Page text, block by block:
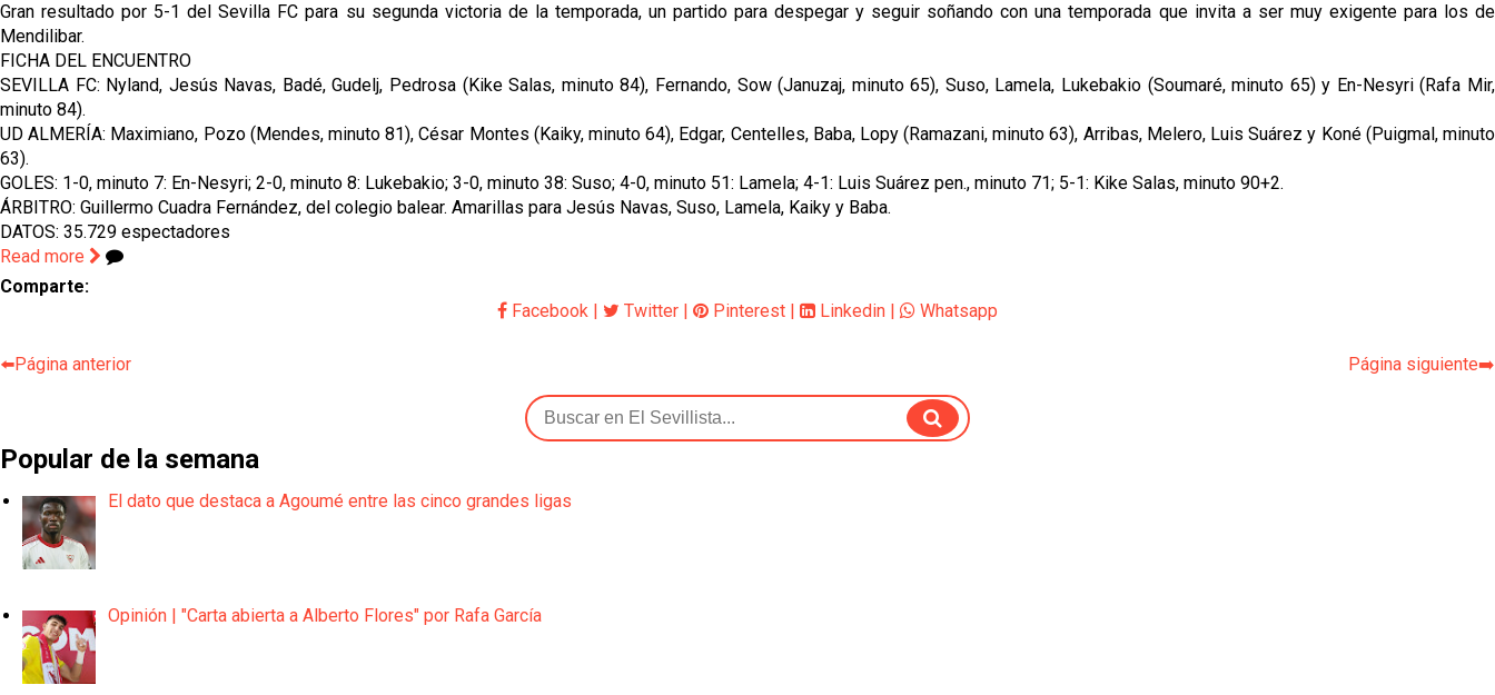
Gran resultado por 5-1 del Sevilla FC para su segunda victoria de la temporada, un partido para despegar y seguir soñando con una temporada que invita a ser muy exigente para los de
Mendilibar.
FICHA DEL ENCUENTRO
SEVILLA FC: Nyland, Jesús Navas, Badé, Gudelj, Pedrosa (Kike Salas, minuto 84), Fernando, Sow (Januzaj, minuto 65), Suso, Lamela, Lukebakio (Soumaré, minuto 65) y En-Nesyri (Rafa Mir,
minuto 84).
UD ALMERÍA: Maximiano, Pozo (Mendes, minuto 81), César Montes (Kaiky, minuto 64), Edgar, Centelles, Baba, Lopy (Ramazani, minuto 63), Arribas, Melero, Luis Suárez y Koné (Puigmal, minuto
63).
GOLES: 1-0, minuto 7: En-Nesyri; 2-0, minuto 8: Lukebakio; 3-0, minuto 38: Suso; 4-0, minuto 51: Lamela; 4-1: Luis Suárez pen., minuto 71; 5-1: Kike Salas, minuto 90+2.
ÁRBITRO: Guillermo Cuadra Fernández, del colegio balear. Amarillas para Jesús Navas, Suso, Lamela, Kaiky y Baba.
DATOS: 35.729 espectadores
Read more
Comparte:
Facebook | Twitter | Pinterest | Linkedin | Whatsapp
⬅️Página anterior Página siguiente➡️
Popular de la semana
El dato que destaca a Agoumé entre las cinco grandes ligas
Opinión | "Carta abierta a Alberto Flores" por Rafa García